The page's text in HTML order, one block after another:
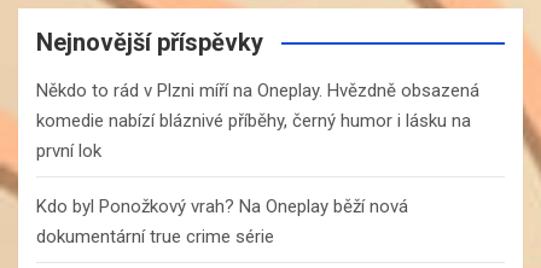
r
c
Nejnovější příspěvky
Někdo to rád v Plzni míří na Oneplay. Hvězdně obsazená
komedie nabízí bláznivé příběhy, černý humor i lásku na
první lok
Kdo byl Ponožkový vrah? Na Oneplay běží nová
dokumentární true crime série